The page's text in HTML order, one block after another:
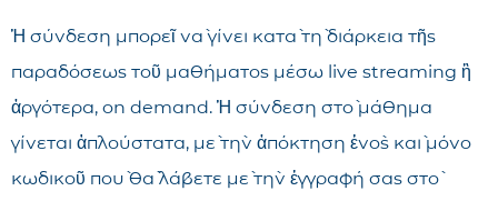
Ἡ σύνδεση μπορεῖ νὰ γίνει κατὰ τὴ διάρκεια τῆς
παραδόσεως τοῦ μαθήματος μέσω live streaming ἢ
ἀργότερα, on demand. Ἡ σύνδεση στὸ μάθημα
γίνεται ἁπλούστατα, μὲ τὴν ἀπόκτηση ἑνὸς καὶ μόνο
κωδικοῦ ποὺ θὰ λάβετε μὲ τὴν ἐγγραφή σας στὸ